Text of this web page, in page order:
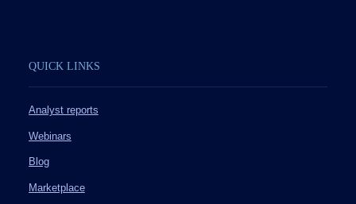
QUICK LINKS
Analyst reports
Webinars
Blog
Marketplace